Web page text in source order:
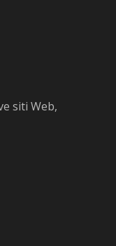
siti Web,